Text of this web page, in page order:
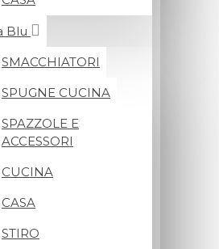
Blu
SMACCHIATORI
SPUGNE CUCINA
SPAZZOLE E
ACCESSORI
CUCINA
CASA
STIRO